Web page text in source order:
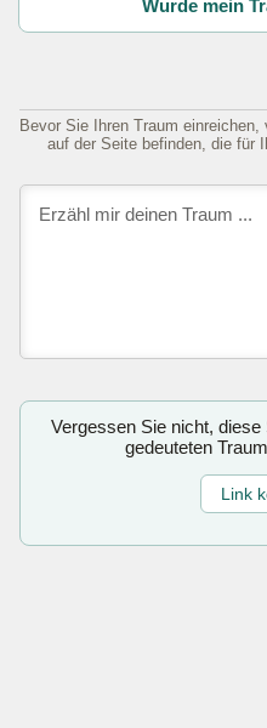
Wurde mein
Bevor Sie Ihren Traum
auf der Seite befinden, die für
Vergessen Sie nicht,
gedeuteten
Link